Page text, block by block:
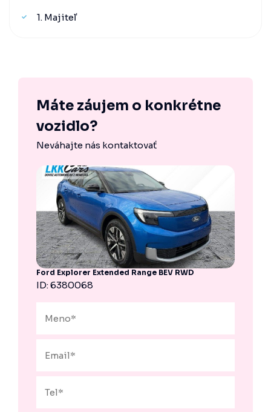
1. Majiteľ
Máte záujem o konkrétne
vozidlo?
Neváhajte nás kontaktovať
Ford Explorer Extended Range BEV RWD
ID: 6380068